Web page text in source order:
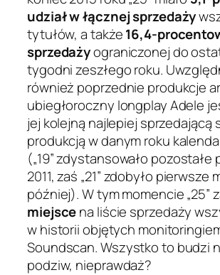
udział w łącznej sprzedaży
tytułów, a także16,4-
sprzedażyograniczonej do
tygodni zeszłego roku.
również poprzednie produkcje
ubiegłoroczny longplay Adele
jej kolejną najlepiej sprzedającą
produkcją w danym roku
(„19” zdystansowało pozostałe
2011, zaś „21” zdobyło pierwsze
później). W tym momencie „25”
miejscena liście sprzedaży
w historii objętych
Soundscan. Wszystko to budzi
podziw, nieprawdaż?